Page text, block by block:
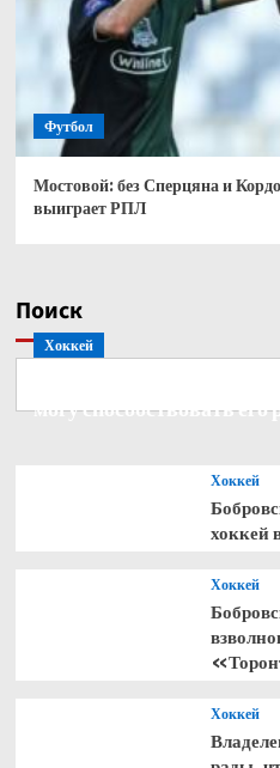
Футбол
Мостовой: без Сперцяна и
выиграет РПЛ
Поиск
Хоккей
Бобровский — о
могу способствовать его
Хоккей
хоккей
Хоккей
Хоккей